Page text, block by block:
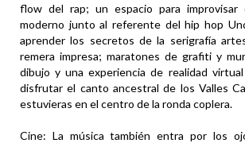
flow del rap; un espacio para improvisar
moderno junto al referente del hip hop
aprender los secretos de la serigrafía
remera impresa; maratones de grafiti y
dibujo y una experiencia de realidad
disfrutar el canto ancestral de los Valles
estuvieras en el centro de la ronda coplera.
Cine: La música también entra por los